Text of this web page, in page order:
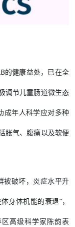
的健康益处，已在全
调节儿童肠道微生态
成年人科学应对多种
胀气、腹痛以及软便
被破坏，炎症水平升
身体机能的衰退”，
高级科学家陈韵表